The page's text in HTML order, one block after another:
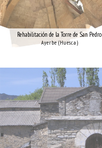
Rehabilitación de la Torre de San Pedro
Ayerbe (Huesca)